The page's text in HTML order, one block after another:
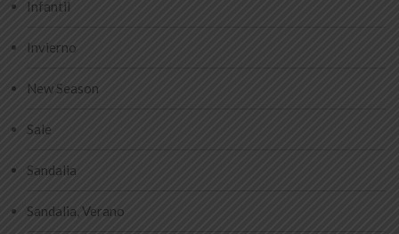
Infantil
Invierno
New Season
Sale
Sandalia
Sandalia, Verano